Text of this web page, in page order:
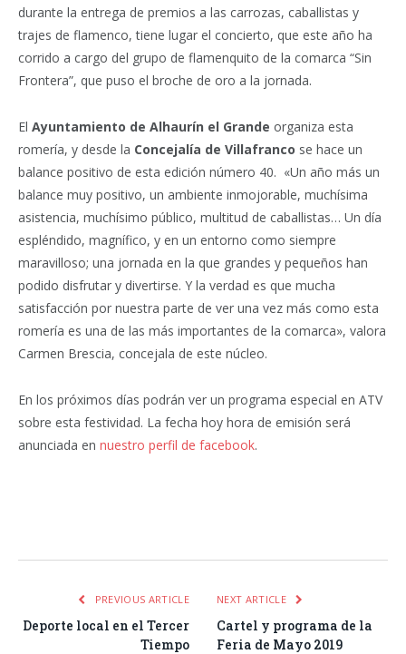
durante la entrega de premios a las carrozas, caballistas y
trajes de flamenco, tiene lugar el concierto, que este año ha
corrido a cargo del grupo de flamenquito de la comarca “Sin
Frontera”, que puso el broche de oro a la jornada.
El Ayuntamiento de Alhaurín el Grande organiza esta
romería, y desde la Concejalía de Villafranco se hace un
balance positivo de esta edición número 40. «Un año más un
balance muy positivo, un ambiente inmojorable, muchísima
asistencia, muchísimo público, multitud de caballistas… Un día
espléndido, magnífico, y en un entorno como siempre
maravilloso; una jornada en la que grandes y pequeños han
podido disfrutar y divertirse. Y la verdad es que mucha
satisfacción por nuestra parte de ver una vez más como esta
romería es una de las más importantes de la comarca», valora
Carmen Brescia, concejala de este núcleo.
En los próximos días podrán ver un programa especial en ATV
sobre esta festividad. La fecha hoy hora de emisión será
anunciada en nuestro perfil de facebook.
PREVIOUS ARTICLE
Deporte local en el Tercer
Tiempo
NEXT ARTICLE
Cartel y programa de la
Feria de Mayo 2019